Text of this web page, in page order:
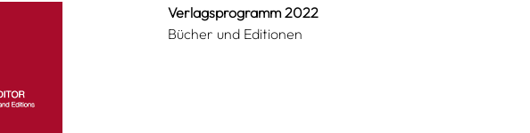
Verlagsprogramm 2022
Bücher und Editionen